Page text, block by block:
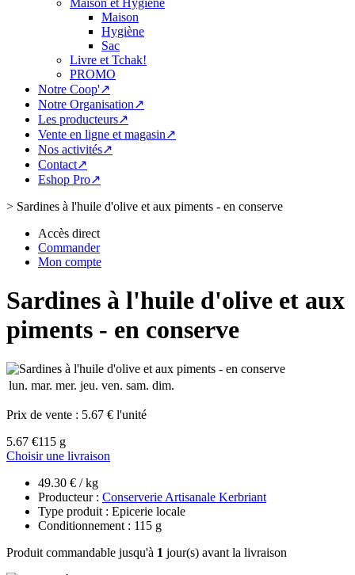
Maison et Hygiène
Maison
Hygiène
Sac
Livre et Tchak!
PROMO
Notre Coop'↗
Notre Organisation↗
Les producteurs↗
Vente en ligne et magasin↗
Nos activités↗
Contact↗
Eshop Pro↗
> Sardines à l'huile d'olive et aux piments - en conserve
Accès direct
Commander
Mon compte
Sardines à l'huile d'olive et aux
piments - en conserve
lun. mar. mer. jeu. ven. sam. dim.
Prix de vente : 5.67 € l'unité
5.67 €115 g
Choisir une livraison
49.30 € / kg
Producteur : Conserverie Artisanale Kerbriant
Type produit : Epicerie locale
Conditionnement : 115 g
Produit commandable jusqu'à 1 jour(s) avant la livraison